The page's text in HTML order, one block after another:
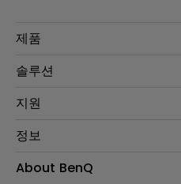
제품
프로젝터
조명
솔루션
Eye-Care 모니터
e스포츠
비즈니스 디스플레이
지원
문의
서비스센터
정보
프로젝터 거리계산기
About BenQ